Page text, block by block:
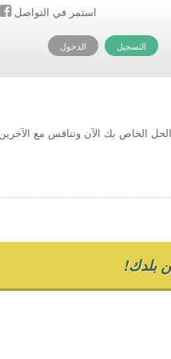
استمر في التواصل
التسجيل الدخول
الخاص بك الآن وتنافس مع
بلدك!